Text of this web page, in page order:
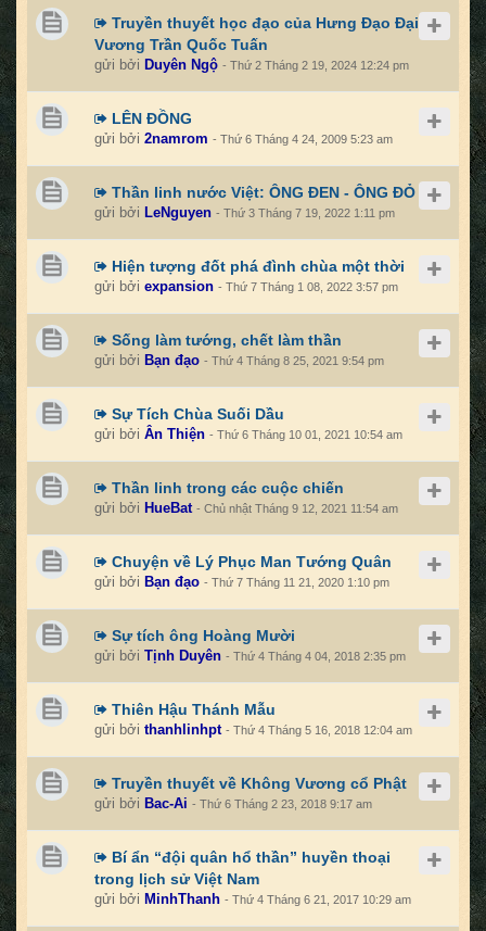
Truyền thuyết học đạo của Hưng Đạo Đại
Vương Trần Quốc Tuấn
gửi bởi Duyên Ngộ - Thứ 2 Tháng 2 19, 2024 12:24 pm
LÊN ĐỒNG
gửi bởi 2namrom - Thứ 6 Tháng 4 24, 2009 5:23 am
Thần linh nước Việt: ÔNG ĐEN - ÔNG ĐỎ
gửi bởi LeNguyen - Thứ 3 Tháng 7 19, 2022 1:11 pm
Hiện tượng đốt phá đình chùa một thời
gửi bởi expansion - Thứ 7 Tháng 1 08, 2022 3:57 pm
Sống làm tướng, chết làm thần
gửi bởi Bạn đạo - Thứ 4 Tháng 8 25, 2021 9:54 pm
Sự Tích Chùa Suối Dầu
gửi bởi Ân Thiện - Thứ 6 Tháng 10 01, 2021 10:54 am
Thần linh trong các cuộc chiến
gửi bởi HueBat - Chủ nhật Tháng 9 12, 2021 11:54 am
Chuyện về Lý Phục Man Tướng Quân
gửi bởi Bạn đạo - Thứ 7 Tháng 11 21, 2020 1:10 pm
Sự tích ông Hoàng Mười
gửi bởi Tịnh Duyên - Thứ 4 Tháng 4 04, 2018 2:35 pm
Thiên Hậu Thánh Mẫu
gửi bởi thanhlinhpt - Thứ 4 Tháng 5 16, 2018 12:04 am
Truyền thuyết về Không Vương cổ Phật
gửi bởi Bac-Ai - Thứ 6 Tháng 2 23, 2018 9:17 am
Bí ẩn “đội quân hổ thần” huyền thoại
trong lịch sử Việt Nam
gửi bởi MinhThanh - Thứ 4 Tháng 6 21, 2017 10:29 am